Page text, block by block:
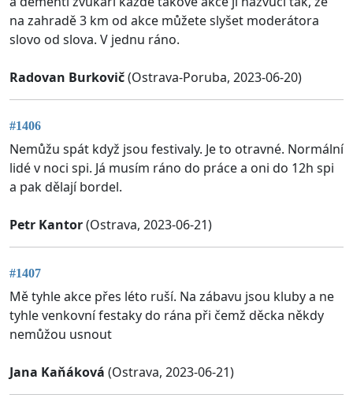
na zahradě 3 km od akce můžete slyšet moderátora
slovo od slova. V jednu ráno.
Radovan Burkovič(Ostrava-Poruba, 2023-06-20)
#1406
Nemůžu spát když jsou festivaly. Je to otravné. Normální
lidé v noci spi. Já musím ráno do práce a oni do 12h spi
a pak dělají bordel.
Petr Kantor(Ostrava, 2023-06-21)
#1407
Mě tyhle akce přes léto ruší. Na zábavu jsou kluby a ne
tyhle venkovní festaky do rána při čemž děcka někdy
nemůžou usnout
Jana Kaňáková (Ostrava, 2023-06-21)